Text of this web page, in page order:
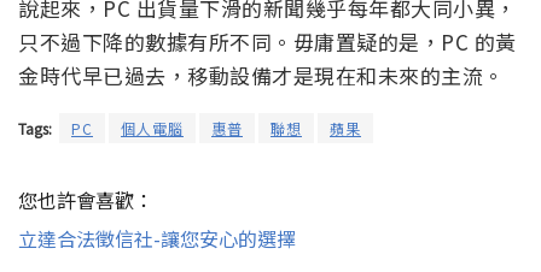
說起來，PC 出貨量下滑的新聞幾乎每年都大同小異，
只不過下降的數據有所不同。毋庸置疑的是，PC 的黃
金時代早已過去，移動設備才是現在和未來的主流。
Tags: PC 個人電腦 惠普 聯想 蘋果
您也許會喜歡：
立達合法徵信社-讓您安心的選擇